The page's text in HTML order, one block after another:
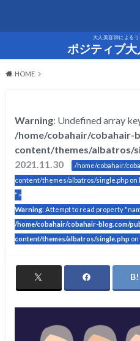
大人美容師による
ポジティブ
HOME
Warning: Undefined array
/home/cobahair/cobahair-
content/themes/albatros/
2021.11.30
/home/cobahair/
content/themes/albatros/single.php on
">
Warning: Attempt to read property
/home/cobahair/cobahair-blog.com/
content/themes/albatros/single.php